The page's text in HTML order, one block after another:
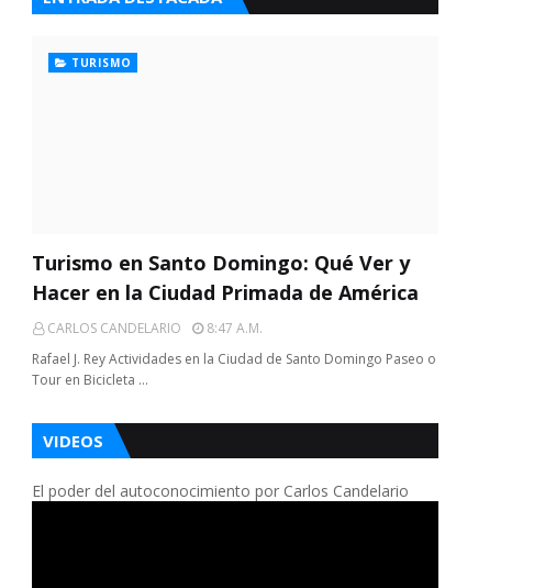
TURISMO
Turismo en Santo Domingo: Qué Ver y
Hacer en la Ciudad Primada de América
CARLOS CANDELARIO
8:47 A.m.
Rafael J. Rey Actividades en la Ciudad de Santo Domingo Paseo o
Tour en Bicicleta …
VIDEOS
El poder del autoconocimiento por Carlos Candelario